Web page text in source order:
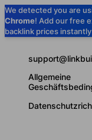
We detected you are
Chrome! Add our free
backlink prices instantly
Allgemeine